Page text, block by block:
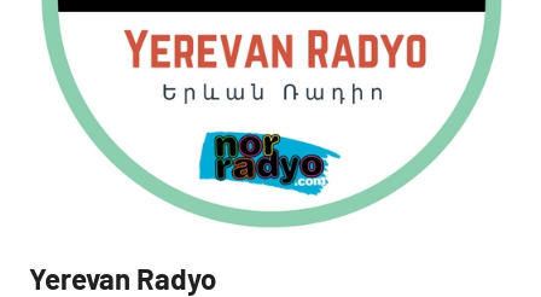
CumartesiProgramlar
Yerevan Radyo